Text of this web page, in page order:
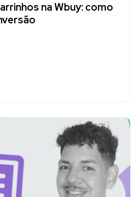
na Wbuy: como